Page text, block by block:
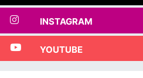
INSTAGRAM
YOUTUBE